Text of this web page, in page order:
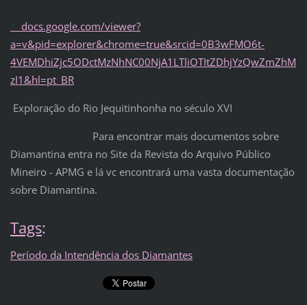
docs.google.com/viewer?
a=v&pid=explorer&chrome=true&srcid=0B3wFMO6t-
4VEMDhiZjc5ODctMzNhNC00NjA1LTliOTItZDhjYzQwZmZhM
zI1&hl=pt_BR
Exploração do Rio Jequitinhonha no século XVI
Para encontrar mais documentos sobre
Diamantina entra no Site da Revista do Arquivo Público
Mineiro - APMG e lá vc encontrará uma vasta documentação
sobre Diamantina.
Tags:
Período da Intendência dos Diamantes